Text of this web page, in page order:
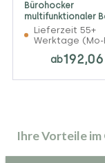
Bürohocker
multifunktionaler
blauLieferzeit 55+
Werktage (Mo-
ab
Ihre Vorteile